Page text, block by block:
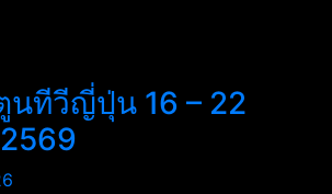
นทีวีญี่ปุ่น 16 – 22